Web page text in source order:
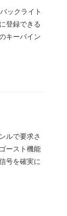
ックライト
登録できる
キーバイン
ルで要求さ
ースト機能
号を確実に